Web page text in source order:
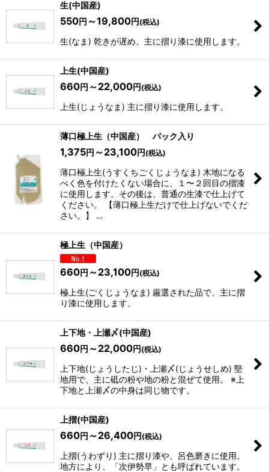
生(中国産)
550円 ～19,800円 (税込)
生(なま) 乾きが遅め、主に摺り漆に使用します。
上生(中国産)
660円 ～22,000円 (税込)
上生(じょうなま) 主に摺り漆に使用します。
薄口極上生（中国産） パック入り
1,375円 ～23,100円 (税込)
薄口極上生(うすくちごくじょうなま) 木地になる
べく色を付けたくない場合に、１〜２回目の摺漆
に使用します。その後は、普通の生漆で仕上げて
ください。 【薄口極上生だけで仕上げないでくだ
さい。】 …
極上生（中国産）
660円 ～23,100円(税込)
極上生(ごくじょうなま) 厳選された品で、主に摺
り漆に使用します。
上下地・上瀬〆(中国産)
660円 ～22,000円(税込)
上下地(じょうしたじ)・上瀬〆(じょうせしめ) 堅
地用で、主に砥の粉や地の粉と混ぜて使用。 ※上
下地と上瀬〆の中身は同じ物です。
上摺(中国産)
660円 ～26,400円(税込)
上摺(うわずり) 主に摺り漆や、呂色磨きに使用。
地方により、「次伊勢早」とも呼ばれています。